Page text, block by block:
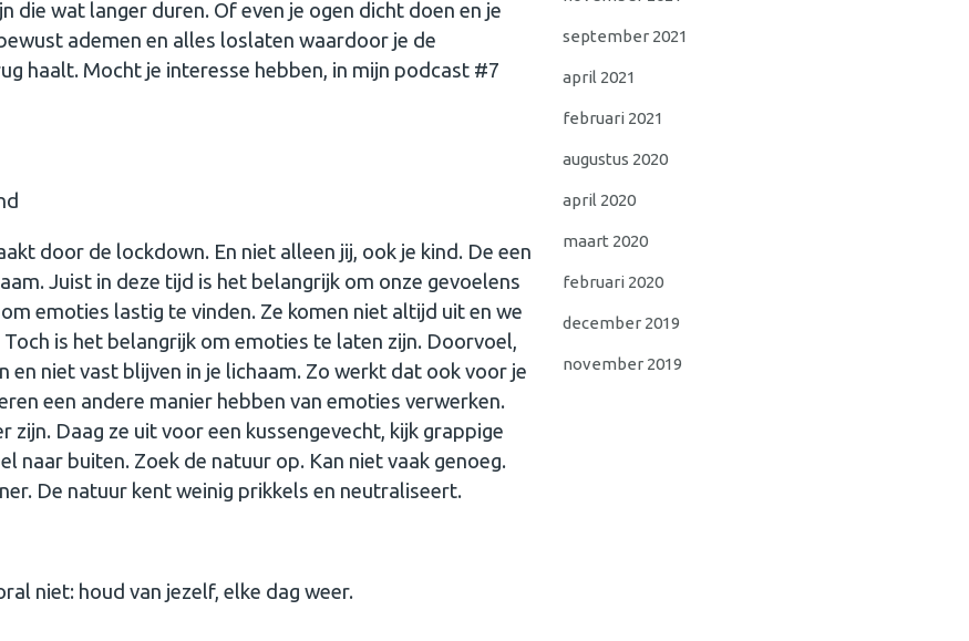
die wat langer duren. Of even je ogen dicht doen en je
ademen en alles loslaten waardoor je de
haalt. Mocht je interesse hebben, in mijn podcast #7
door de lockdown. En niet alleen jij, ook je kind. De een
Juist in deze tijd is het belangrijk om onze gevoelens
emoties lastig te vinden. Ze komen niet altijd uit en we
is het belangrijk om emoties te laten zijn. Doorvoel,
niet vast blijven in je lichaam. Zo werkt dat ook voor je
een andere manier hebben van emoties verwerken.
Daag ze uit voor een kussengevecht, kijk grappige
naar buiten. Zoek de natuur op. Kan niet vaak genoeg.
De natuur kent weinig prikkels en neutraliseert.
niet: houd van jezelf, elke dag weer.
september 2021
april 2021
februari 2021
augustus 2020
april 2020
maart 2020
februari 2020
december 2019
november 2019